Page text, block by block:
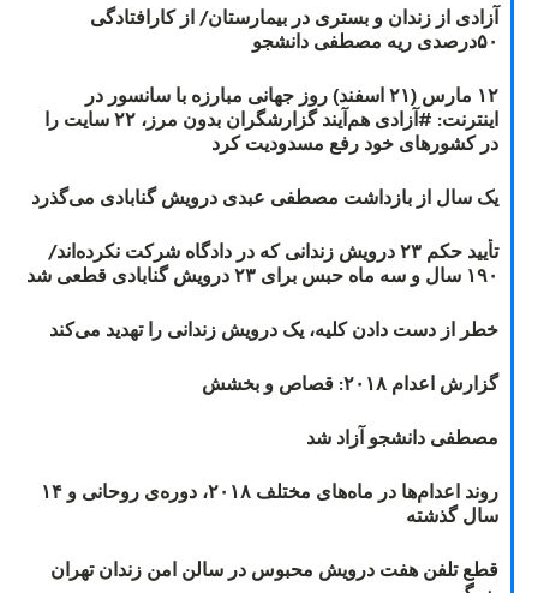
آزادی از زندان و بستری در بیمارستان/ از کارافتادگی
۵۰درصدی ریه مصطفی دانشجو
۱۲ مارس (۲۱ اسفند) روز جهانی مبارزه با سانسور در
اینترنت: #آزادی هم‌آیند گزارشگران‌ بدون مرز، ۲۲ سایت را
در کشورهای خود رفع مسدودیت کرد
یک سال از بازداشت مصطفی عبدی درویش گنابادی می‌گذرد
تأیید حکم ۲۳ درویش زندانی که در دادگاه شرکت نکرده‌اند/
۱۹۰ سال و سه ماه حبس برای ۲۳ درویش گنابادی قطعی شد
خطر از دست دادن کلیه، یک درویش زندانی را تهدید می‌کند
گزارش اعدام ۲۰۱۸: قصاص و بخشش
مصطفی دانشجو آزاد شد
روند اعدام‌ها در ماه‌های مختلف ۲۰۱۸، دوره‌ی روحانی و ۱۴
سال گذشته
قطع تلفن هفت درویش محبوس در سالن امن زندان تهران